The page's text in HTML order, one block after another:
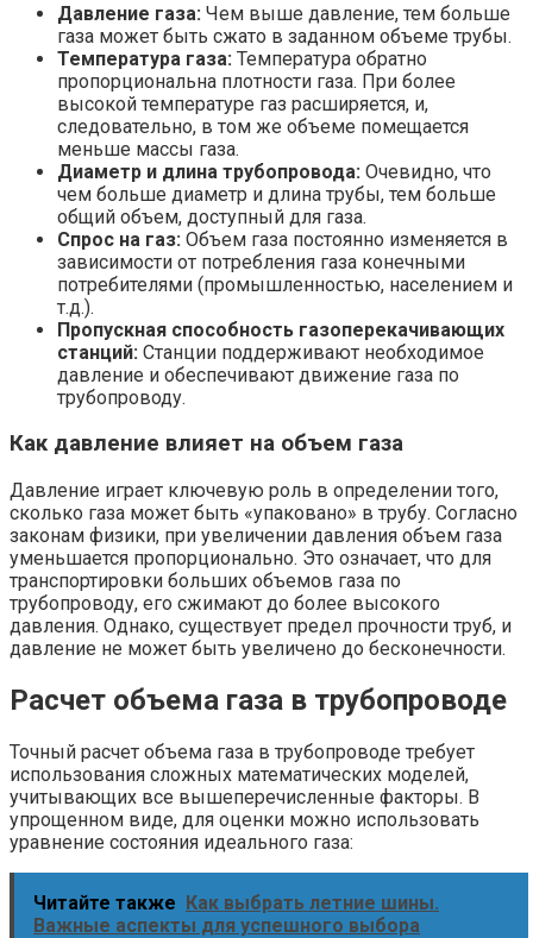
Давление газа: Чем выше давление, тем больше
газа может быть сжато в заданном объеме трубы.
Температура газа: Температура обратно
пропорциональна плотности газа. При более
высокой температуре газ расширяется, и,
следовательно, в том же объеме помещается
меньше массы газа.
Диаметр и длина трубопровода: Очевидно, что
чем больше диаметр и длина трубы, тем больше
общий объем, доступный для газа.
Спрос на газ: Объем газа постоянно изменяется в
зависимости от потребления газа конечными
потребителями (промышленностью, населением и
т.д.).
Пропускная способность газоперекачивающих
станций: Станции поддерживают необходимое
давление и обеспечивают движение газа по
трубопроводу.
Как давление влияет на объем газа
Давление играет ключевую роль в определении того,
сколько газа может быть «упаковано» в трубу. Согласно
законам физики, при увеличении давления объем газа
уменьшается пропорционально. Это означает, что для
транспортировки больших объемов газа по
трубопроводу, его сжимают до более высокого
давления. Однако, существует предел прочности труб, и
давление не может быть увеличено до бесконечности.
Расчет объема газа в трубопроводе
Точный расчет объема газа в трубопроводе требует
использования сложных математических моделей,
учитывающих все вышеперечисленные факторы. В
упрощенном виде, для оценки можно использовать
уравнение состояния идеального газа:
Читайте также Как выбрать летние шины.
Важные аспекты для успешного выбора